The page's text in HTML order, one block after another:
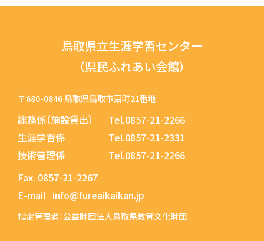
鳥取県立生涯学習センター
（県民ふれあい会館）
〒680-0846 鳥取県鳥取市扇町21番地
総務係（施設貸出）
Tel.0857-21-2266
生涯学習係
Tel.0857-21-2331
技術管理係
Tel.0857-21-2266
Fax. 0857-21-2267
E-mail info@fureaikaikan.jp
指定管理者：公益財団法人鳥取県教育文化財団